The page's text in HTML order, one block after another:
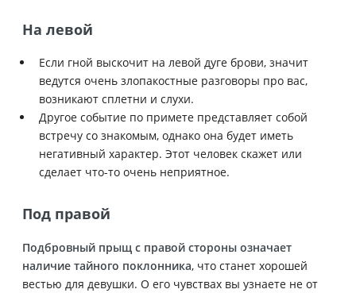
На левой
Если гной выскочит на левой дуге брови, значит
ведутся очень злопакостные разговоры про вас,
возникают сплетни и слухи.
Другое событие по примете представляет собой
встречу со знакомым, однако она будет иметь
негативный характер. Этот человек скажет или
сделает что-то очень неприятное.
Под правой
Подбровный прыщ с правой стороны означает
наличие тайного поклонника, что станет хорошей
вестью для девушки. О его чувствах вы узнаете не от